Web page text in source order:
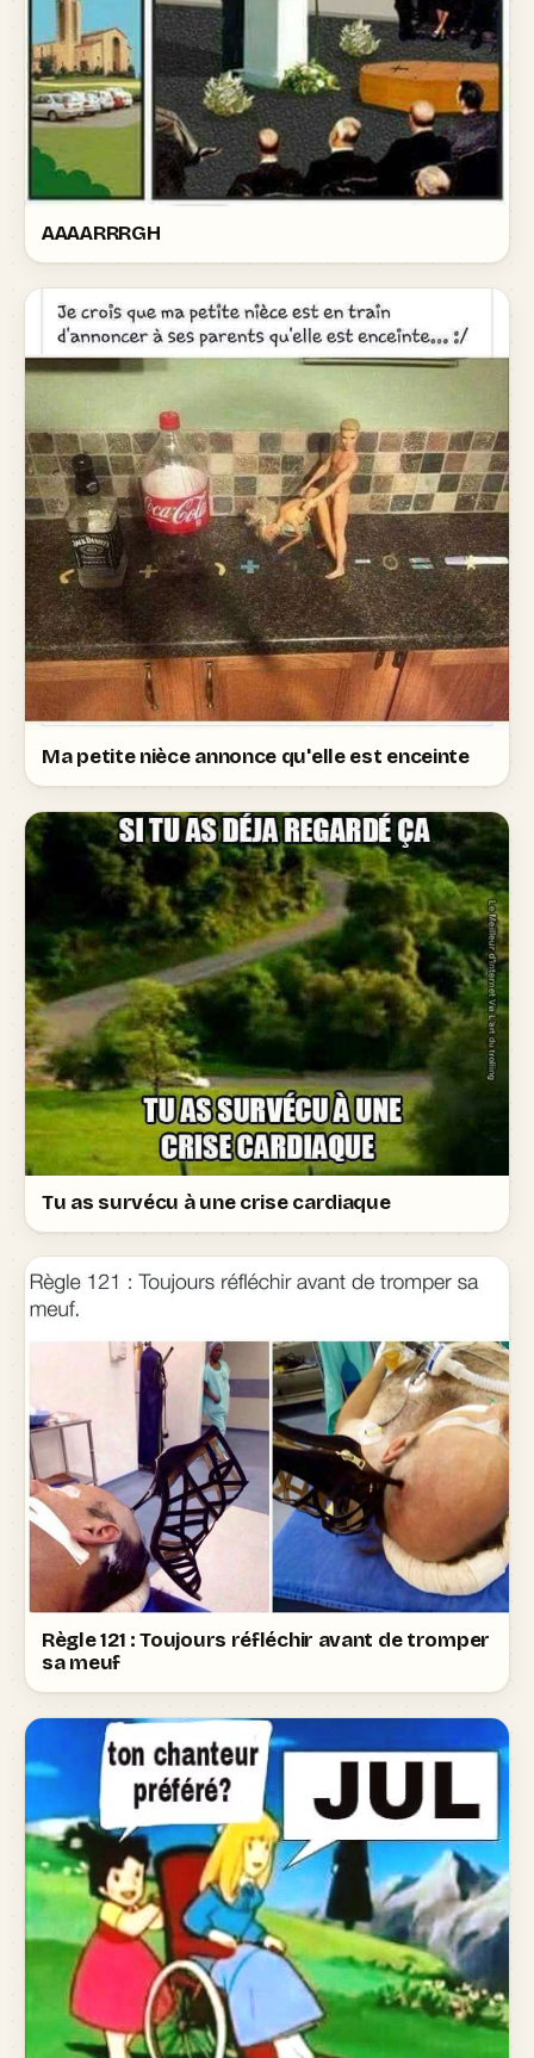
AAAARRRGH
Ma petite nièce annonce qu'elle est enceinte
Tu as survécu à une crise cardiaque
Règle 121 : Toujours réfléchir avant de tromper
sa meuf